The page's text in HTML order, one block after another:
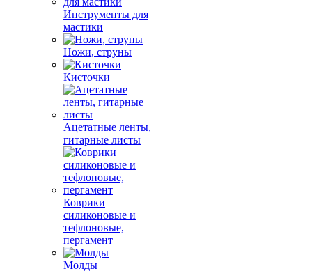
Инструменты для
мастики
Ножи, струны
Кисточки
Ацетатные ленты,
гитарные листы
Коврики
силиконовые и
тефлоновые,
пергамент
Молды